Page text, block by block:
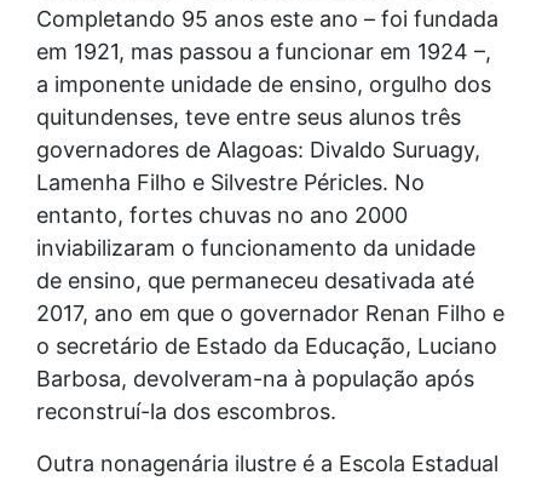
Completando 95 anos este ano – foi fundada
em 1921, mas passou a funcionar em 1924 –,
a imponente unidade de ensino, orgulho dos
quitundenses, teve entre seus alunos três
governadores de Alagoas: Divaldo Suruagy,
Lamenha Filho e Silvestre Péricles. No
entanto, fortes chuvas no ano 2000
inviabilizaram o funcionamento da unidade
de ensino, que permaneceu desativada até
2017, ano em que o governador Renan Filho e
o secretário de Estado da Educação, Luciano
Barbosa, devolveram-na à população após
reconstruí-la dos escombros.
Outra nonagenária ilustre é a Escola Estadual